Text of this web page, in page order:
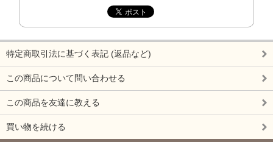
特定商取引法に基づく表記 (返品など)
この商品について問い合わせる
この商品を友達に教える
買い物を続ける